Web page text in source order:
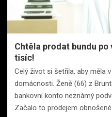
Chtěla prodat bundu po
tisíc!
Celý život si šetřila, aby měla
domácnosti. Ženě (66) z
bankovní konto neznámý
Začalo to prodejem